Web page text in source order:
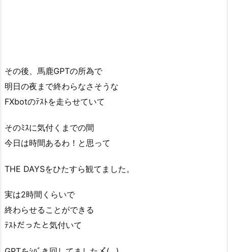
その後、馬鹿GPTの所為で
明日の夜まで終わらなさそうな
FXbotのﾃｽﾄを走らせていて
そのﾐｽに気付くまでの間
今日は時間あるわ！と思って
THE DAYSをひたすら観てました。
実は2時間くらいで
終わらせることができる
ﾃｽﾄだったと気付いて